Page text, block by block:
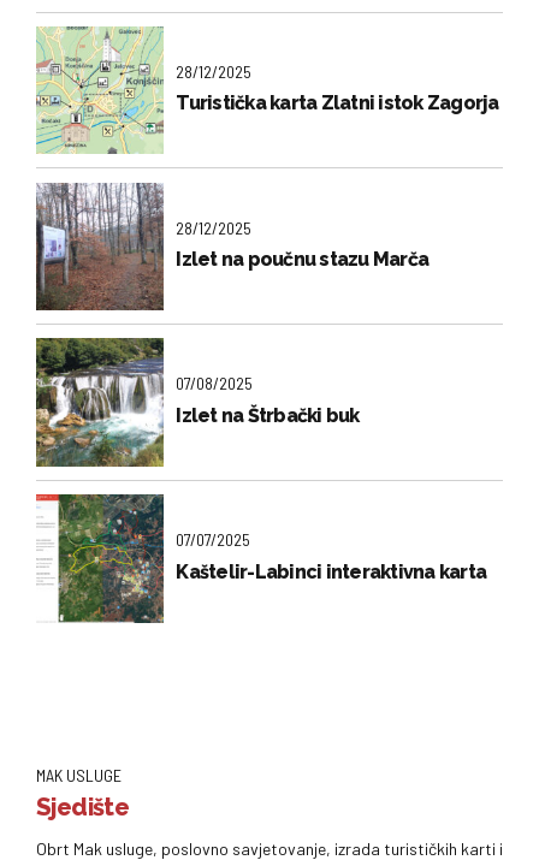
28/12/2025
Turistička karta Zlatni istok Zagorja
28/12/2025
Izlet na poučnu stazu Marča
07/08/2025
Izlet na Štrbački buk
07/07/2025
Kaštelir-Labinci interaktivna karta
MAK USLUGE
Sjedište
Obrt Mak usluge, poslovno savjetovanje, izrada turističkih karti i